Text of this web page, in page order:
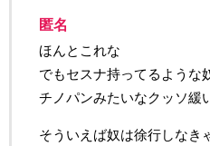
匿名
ほんとこれな
でもセスナ持ってるような
チノパンみたいなクッソ緩
そういえば奴は徐行しなき